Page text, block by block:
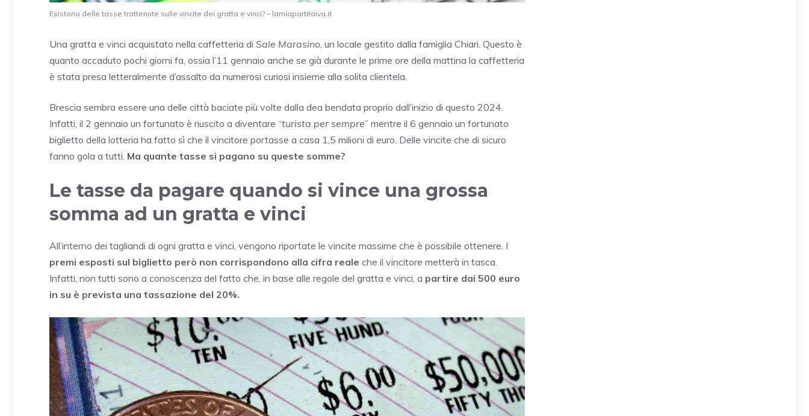
Esistono delle tasse trattenute sulle vincite dei gratta e vinci? – lamiapartitaiva.it
Una gratta e vinci acquistato nella caffetteria di Sale Marasino, un locale gestito dalla famiglia Chiari. Questo è
quanto accaduto pochi giorni fa, ossia l’11 gennaio anche se già durante le prime ore della mattina la caffetteria
è stata presa letteralmente d’assalto da numerosi curiosi insieme alla solita clientela.
Brescia sembra essere una delle città baciate più volte dalla dea bendata proprio dall’inizio di questo 2024.
Infatti, il 2 gennaio un fortunato è riuscito a diventare “turista per sempre” mentre il 6 gennaio un fortunato
biglietto della lotteria ha fatto sì che il vincitore portasse a casa 1,5 milioni di euro. Delle vincite che di sicuro
fanno gola a tutti. Ma quante tasse si pagano su queste somme?
Le tasse da pagare quando si vince una grossa
somma ad un gratta e vinci
All’interno dei tagliandi di ogni gratta e vinci, vengono riportate le vincite massime che è possibile ottenere. I
premi esposti sul biglietto però non corrispondono alla cifra reale che il vincitore metterà in tasca.
Infatti, non tutti sono a conoscenza del fatto che, in base alle regole del gratta e vinci, a partire dai 500 euro
in su è prevista una tassazione del 20%.